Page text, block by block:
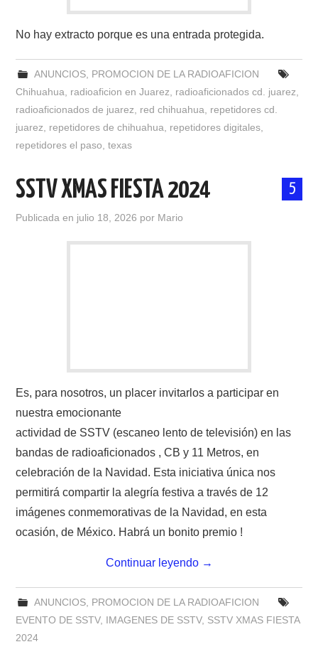
No hay extracto porque es una entrada protegida.
ANUNCIOS, PROMOCION DE LA RADIOAFICION
Chihuahua, radioaficion en Juarez, radioaficionados cd. juarez,
radioaficionados de juarez, red chihuahua, repetidores cd.
juarez, repetidores de chihuahua, repetidores digitales,
repetidores el paso,texas
5
SSTV XMAS FIESTA 2024
Publicada en julio 18, 2026 por Mario
Es, para nosotros, un placer invitarlos a participar en
nuestra emocionante
actividad de SSTV (escaneo lento de televisión) en las
bandas de radioaficionados , CB y 11 Metros, en
celebración de la Navidad. Esta iniciativa única nos
permitirá compartir la alegría festiva a través de 12
imágenes conmemorativas de la Navidad, en esta
ocasión, de México. Habrá un bonito premio !
Continuar leyendo →
ANUNCIOS, PROMOCION DE LA RADIOAFICION
EVENTO DE SSTV, IMAGENES DE SSTV, SSTV XMAS FIESTA
2024